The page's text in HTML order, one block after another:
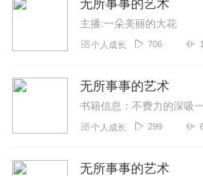
无所事事的艺术
主播:一朵美丽的大花
个人成长 706
无所事事的艺术
个人成长 299
无所事事的艺术